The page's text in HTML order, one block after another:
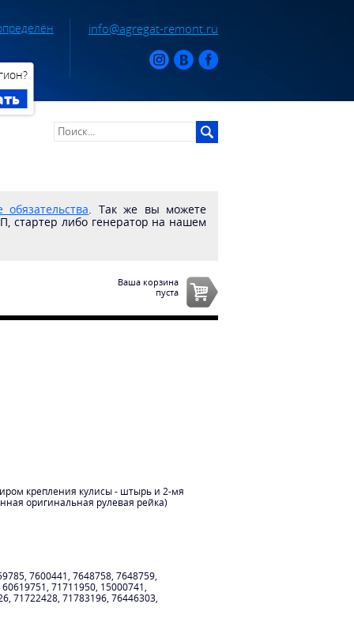
info@agregat-remont.ru
обязательства. Так же вы можете
стартер либо генератор на нашем
Ваша корзина
пуста
крепления кулисы - штырь и 2-мя
оригинальная рулевая рейка)
7600441, 7648758, 7648759,
71711950, 15000741,
71722428, 71783196, 76446303,